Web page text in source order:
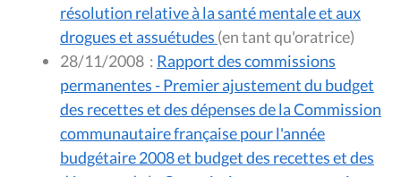
résolution relative à la santé mentale et aux
drogues et assuétudes
(en tant qu'oratrice)
28/11/2008 : Rapport des commissions
permanentes - Premier ajustement du budget
des recettes et des dépenses de la Commission
communautaire française pour l'année
budgétaire 2008 et budget des recettes et des